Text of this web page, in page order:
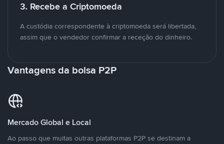
3. Recebe a Criptomoeda
A custódia correspondente à criptomoeda será libertada,
assim que o vendedor confirmar a receção do dinheiro.
Vantagens da bolsa P2P
Mercado Global e Local
Ao passo que muitas outras plataformas P2P se destinam a